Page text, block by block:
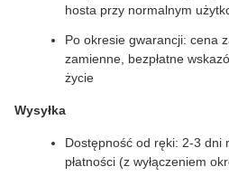
hosta przy normalnym
Po okresie gwarancji: cena
zamienne, bezpłatne
życie
Wysyłka
Dostępność od ręki: 2-3 dni
płatności (z wyłączeniem